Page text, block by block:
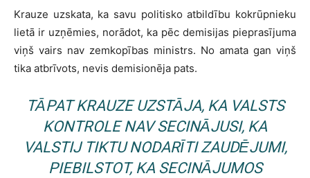
Krauze uzskata, ka savu politisko atbildību kokrūpnieku
lietā ir uzņēmies, norādot, ka pēc demisijas pieprasījuma
viņš vairs nav zemkopības ministrs. No amata gan viņš
tika atbrīvots, nevis demisionēja pats.
TĀPAT KRAUZE UZSTĀJA, KA VALSTS
KONTROLE NAV SECINĀJUSI, KA
VALSTIJ TIKTU NODARĪTI ZAUDĒJUMI,
PIEBILSTOT, KA SECINĀJUMOS